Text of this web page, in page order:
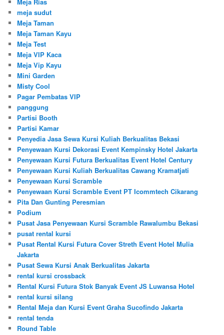
meja sudut
Meja Taman
Meja Taman Kayu
Meja Test
Meja VIP Kaca
Meja Vip Kayu
Mini Garden
Misty Cool
Pagar Pembatas VIP
panggung
Partisi Booth
Partisi Kamar
Penyedia Jasa Sewa Kursi Kuliah Berkualitas Bekasi
Penyewaan Kursi Dekorasi Event Kempinsky Hotel Jakarta
Penyewaan Kursi Futura Berkualitas Event Hotel Century
Penyewaan Kursi Kuliah Berkualitas Cawang Kramatjati
Penyewaan Kursi Scramble
Penyewaan Kursi Scramble Event PT Icommtech Cikarang
Pita Dan Gunting Peresmian
Podium
Pusat Jasa Penyewaan Kursi Scramble Rawalumbu Bekasi
pusat rental kursi
Pusat Rental Kursi Futura Cover Streth Event Hotel Mulia
Jakarta
Pusat Sewa Kursi Anak Berkualitas Jakarta
rental kursi crossback
Rental Kursi Futura Stok Banyak Event JS Luwansa Hotel
rental kursi silang
Rental Meja dan Kursi Event Graha Sucofindo Jakarta
rental tenda
Round Table